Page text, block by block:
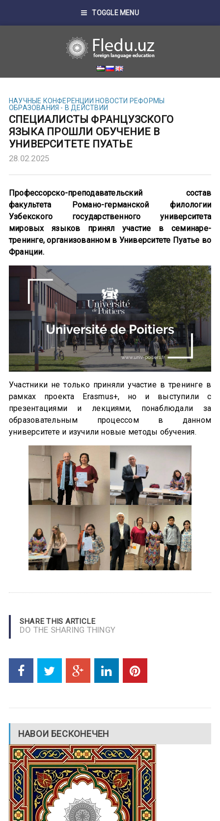
TOGGLE MENU
НАУЧНЫЕ КОНФЕРЕНЦИИ НОВОСТИ РЕФОРМЫ
ОБРАЗОВАНИЯ - В ДЕЙСТВИИ
СПЕЦИАЛИСТЫ ФРАНЦУЗСКОГО
ЯЗЫКА ПРОШЛИ ОБУЧЕНИЕ В
УНИВЕРСИТЕТЕ ПУАТЬЕ
28.02.2025
Профессорско-преподавательский состав
факультета Романо-германской филологии
Узбекского государственного университета
мировых языков принял участие в семинаре-
тренинге, организованном в Университете Пуатье во
Франции.
Участники не только приняли участие в тренинге в
рамках проекта Erasmus+, но и выступили с
презентациями и лекциями, понаблюдали за
образовательным процессом в данном
университете и изучили новые методы обучения.
SHARE THIS ARTICLE
DO THE SHARING THINGY
НАВОИ БЕСКОНЕЧЕН